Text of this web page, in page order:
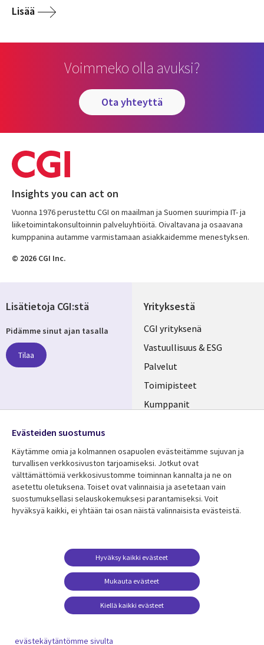
Lisää
Voimmeko olla avuksi?
ota yhteyttä
Insights you can act on
Vuonna 1976 perustettu CGI on maailman ja Suomen suurimpia IT- ja
liiketoimintakonsultoinnin palveluyhtiöitä. Oivaltavana ja osaavana
kumppanina autamme varmistamaan asiakkaidemme menestyksen.
© 2026 CGI Inc.
Yrityksestä
Useful
links
FINLAND
CGI yrityksenä
Vastuullisuus & ESG
Palvelut
Toimipisteet
Kumppanit
Resurssikeskus
Library
FINLAND
Asiakastarinat
Lisätietoa
Legal
Tietosuoja
Käyttöehdot
Yhteystiedot
Evästeasetuksesi
Lisätietoja CGI:stä
Pidämme sinut ajan tasalla
Tilaa
Media
FINLAND
Evästeiden suostumus
Käytämme omia ja kolmannen osapuolen evästeitämme sujuvan ja
turvallisen verkkosivuston tarjoamiseksi. Jotkut ovat
välttämättömiä verkkosivustomme toiminnan kannalta ja ne on
asetettu oletuksena. Toiset ovat valinnaisia ​​ja asetetaan vain
suostumuksellasi selauskokemuksesi parantamiseksi. Voit
hyväksyä kaikki, ei yhtään tai osan näistä valinnaisista evästeistä.
Mukauta evästeet
Hyväksy kaikki evästeet
Kiellä kaikki evästeet
evästekäytäntömme sivulta